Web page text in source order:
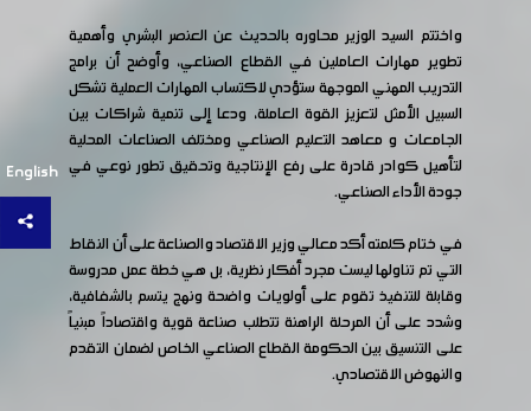
English
واختتم السيد الوزير محاوره بالحديث عن العنصر البشري وأهمية
تطوير مهارات العاملين في القطاع الصناعي، وأوضح أن برامج
التدريب المهني الموجهة ستؤدي لاكتساب المهارات العملية تشكل
السبيل الأمثل لتعزيز القوة العاملة، ودعا إلى تنمية شراكات بين
الجامعات و معاهد التعليم الصناعي ومختلف الصناعات المحلية
لتأهيل كوادر قادرة على رفع الإنتاجية وتحقيق تطور نوعي في
جودة الأداء الصناعي.
في ختام كلمته أكد معالي وزير الاقتصاد والصناعة على أن النقاط
التي تم تناولها ليست مجرد أفكار نظرية، بل هي خطة عمل مدروسة
وقابلة للتنفيذ تقوم على أولويات واضحة ونهج يتسم بالشفافية،
وشدد على أن المرحلة الراهنة تتطلب صناعة قوية واقتصاداً مبنياً
على التنسيق بين الحكومة القطاع الصناعي الخاص لضمان التقدم
والنهوض الاقتصادي.